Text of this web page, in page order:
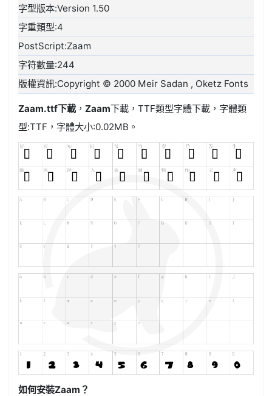
字型版本:Version 1.50
字重類型:4
PostScript:Zaam
字符數量:244
版權資訊:Copyright © 2000 Meir Sadan , Oketz Fonts
Zaam.ttf下載，Zaam下載，TTF類型字體下載，字體類
型:TTF ，字體大小:0.02MB。
如何安裝Zaam？